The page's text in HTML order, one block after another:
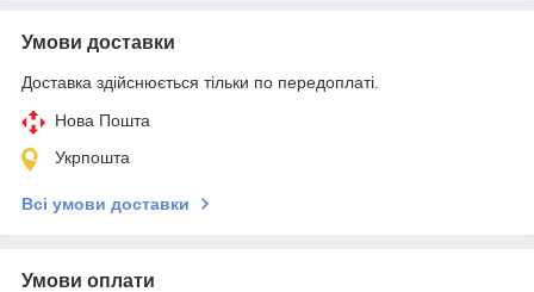
Умови доставки
Доставка здійснюється тільки по передоплаті.
Нова Пошта
Укрпошта
Всі умови доставки
Умови оплати